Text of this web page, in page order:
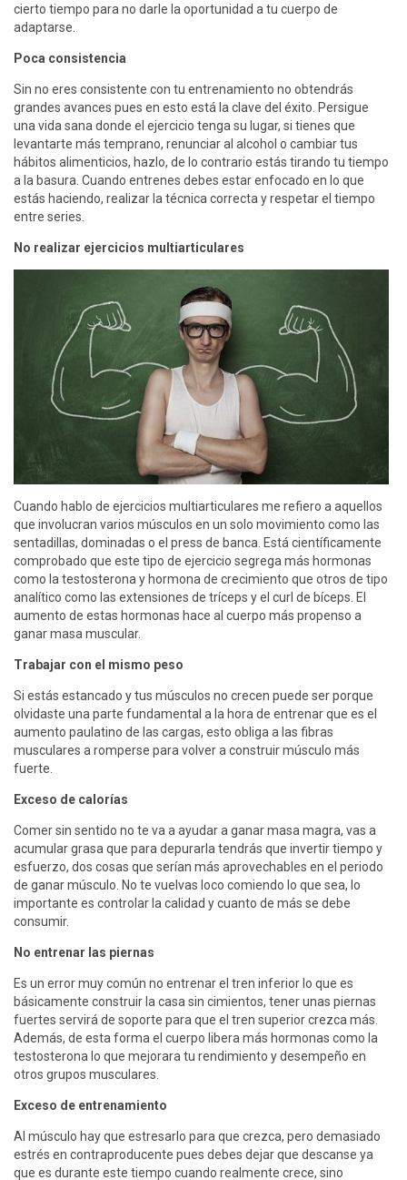
cierto tiempo para no darle la oportunidad a tu cuerpo de
adaptarse.
Poca consistencia
Sin no eres consistente con tu entrenamiento no obtendrás
grandes avances pues en esto está la clave del éxito. Persigue
una vida sana donde el ejercicio tenga su lugar, si tienes que
levantarte más temprano, renunciar al alcohol o cambiar tus
hábitos alimenticios, hazlo, de lo contrario estás tirando tu tiempo
a la basura. Cuando entrenes debes estar enfocado en lo que
estás haciendo, realizar la técnica correcta y respetar el tiempo
entre series.
No realizar ejercicios multiarticulares
Cuando hablo de ejercicios multiarticulares me refiero a aquellos
que involucran varios músculos en un solo movimiento como las
sentadillas, dominadas o el press de banca. Está científicamente
comprobado que este tipo de ejercicio segrega más hormonas
como la testosterona y hormona de crecimiento que otros de tipo
analítico como las extensiones de tríceps y el curl de bíceps. El
aumento de estas hormonas hace al cuerpo más propenso a
ganar masa muscular.
Trabajar con el mismo peso
Si estás estancado y tus músculos no crecen puede ser porque
olvidaste una parte fundamental a la hora de entrenar que es el
aumento paulatino de las cargas, esto obliga a las fibras
musculares a romperse para volver a construir músculo más
fuerte.
Exceso de calorías
Comer sin sentido no te va a ayudar a ganar masa magra, vas a
acumular grasa que para depurarla tendrás que invertir tiempo y
esfuerzo, dos cosas que serían más aprovechables en el periodo
de ganar músculo. No te vuelvas loco comiendo lo que sea, lo
importante es controlar la calidad y cuanto de más se debe
consumir.
No entrenar las piernas
Es un error muy común no entrenar el tren inferior lo que es
básicamente construir la casa sin cimientos, tener unas piernas
fuertes servirá de soporte para que el tren superior crezca más.
Además, de esta forma el cuerpo libera más hormonas como la
testosterona lo que mejorara tu rendimiento y desempeño en
otros grupos musculares.
Exceso de entrenamiento
Al músculo hay que estresarlo para que crezca, pero demasiado
estrés en contraproducente pues debes dejar que descanse ya
que es durante este tiempo cuando realmente crece, sino